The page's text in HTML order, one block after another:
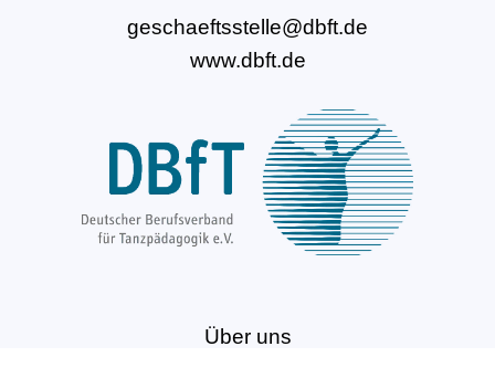
geschaeftsstelle@dbft.de
www.dbft.de
Über uns